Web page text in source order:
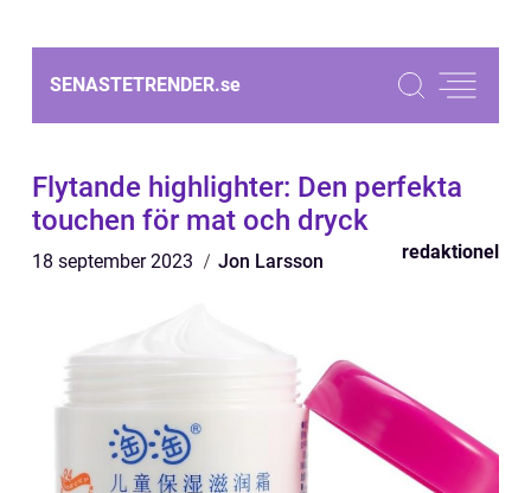
SENASTETRENDER.se
Flytande highlighter: Den perfekta
touchen för mat och dryck
18 september 2023 Jon Larsson redaktionel